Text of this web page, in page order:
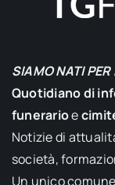
SIAMO NATI
Quotidiano di
funerarioe
Notizie di
società,
Un unico